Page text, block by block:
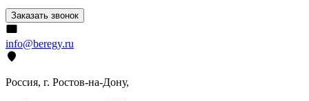
Заказать звонок
info@beregy.ru
Россия, г. Ростов-на-Дону,